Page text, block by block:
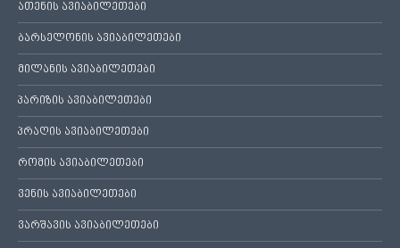
ათენის ავიაბილეთები
ბარსელონის ავიაბილეთები
მილანის ავიაბილეთები
პარიზის ავიაბილეთები
პრაღის ავიაბილეთები
რომის ავიაბილეთები
ვენის ავიაბილეთები
ვარშავის ავიაბილეთები